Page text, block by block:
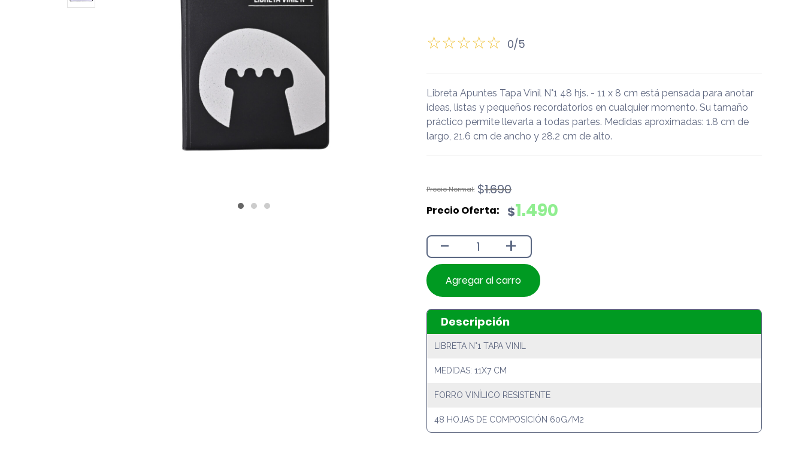
0/5
Libreta Apuntes Tapa Vinil N°1 48 hjs. - 11 x 8 cm está pensada para anotar
ideas, listas y pequeños recordatorios en cualquier momento. Su tamaño
práctico permite llevarla a todas partes. Medidas aproximadas: 1.8 cm de
largo, 21.6 cm de ancho y 28.2 cm de alto.
$1.690
El
original
$1.690.
$1.490
El
actual
$1.490.
- +
Agregar al carro
Descripción
LIBRETA N°1 TAPA VINIL
MEDIDAS: 11X7 CM
FORRO VINÍLICO RESISTENTE
48 HOJAS DE COMPOSICIÓN 60G/M2